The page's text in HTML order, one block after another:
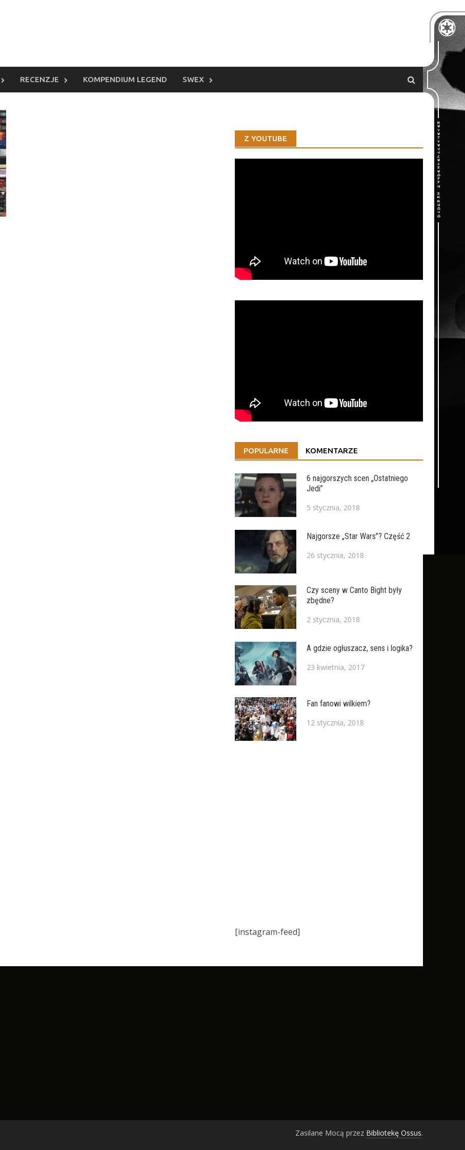
RECENZJE KOMPENDIUM LEGEND SWEX
Z YOUTUBE
POPULARNE KOMENTARZE
6 najgorszych scen „Ostatniego
Jedi”
5 stycznia, 2018
Najgorsze „Star Wars”? Część 2
26 stycznia, 2018
Czy sceny w Canto Bight były
zbędne?
2 stycznia, 2018
A gdzie ogłuszacz, sens i logika?
23 kwietnia, 2017
Fan fanowi wilkiem?
12 stycznia, 2018
[instagram-feed]
Zasilane Mocą przez Bibliotekę Ossus.